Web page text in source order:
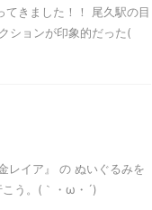
きました！！ 尾久駅の目
ションが印象的だった(
レイア』 の ぬいぐるみを
う。(｀・ω・´)ゝ